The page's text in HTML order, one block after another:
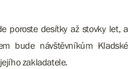
poroste desítky až stovky let, a
bude návštěvníkům Kladské
zakladatele.